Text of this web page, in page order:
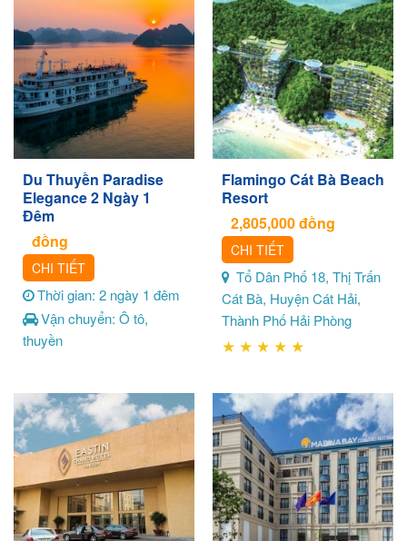
Du Thuyền Paradise
Elegance 2 Ngày 1
Đêm
đồng
CHI TIẾT
Thời gian: 2 ngày 1 đêm
Vận chuyển: Ô tô,
thuyền
Flamingo Cát Bà Beach
Resort
2,805,000đồng
CHI TIẾT
Tổ Dân Phố 18, Thị Trấn
Cát Bà, Huyện Cát Hải,
Thành Phố Hải Phòng
★ ★ ★ ★ ★